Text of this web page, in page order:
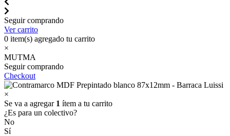
Seguir comprando
Ver carrito
0 item(s) agregado tu carrito
×
MUTMA
Seguir comprando
Checkout
×
Se va a agregar 1 ítem a tu carrito
¿Es para un colectivo?
No
Sí